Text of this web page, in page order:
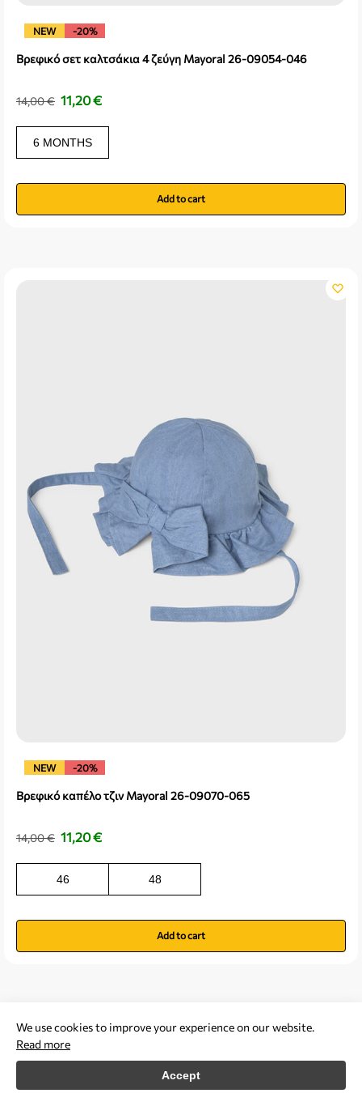
NEW -20%
Βρεφικό σετ καλτσάκια 4 ζεύγη Mayoral 26-09054-046
14,00€ 11,20€
6 MONTHS
Add to cart
NEW -20%
Βρεφικό καπέλο τζιν Mayoral 26-09070-065
14,00€ 11,20€
46 48
Add to cart
We use cookies to improve your experience on our website.
Read more
Accept